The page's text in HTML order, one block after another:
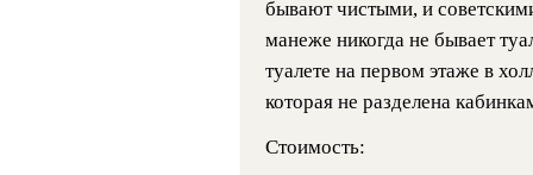
бывают чистыми, и
манеже никогда не бывает
туалете на первом этаже в
которая не разделена
Стоимость: